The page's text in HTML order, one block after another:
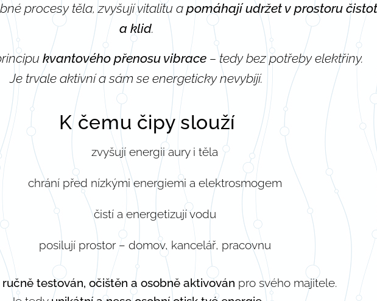
procesy těla, zvyšují vitalitu a pomáhají udržet v prostoru
a klid.
kvantového přenosu vibrace– tedy bez potřeby elektřiny.
Je trvale aktivní a sám se energeticky nevybíjí.
K čemu čipy slouží
zvyšují energii aury i těla
chrání před nízkými energiemi a elektrosmogem
čistí a energetizují vodu
posilují prostor – domov, kancelář, pracovnu
ručně testován, očištěn a osobně aktivován pro svého majitele.